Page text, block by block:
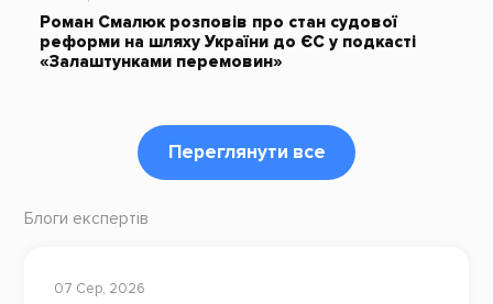
Роман Смалюк розповів про стан судової
реформи на шляху України до ЄС у подкасті
«Залаштунками перемовин»
Переглянути все
Блоги експертів
07 Сер, 2026